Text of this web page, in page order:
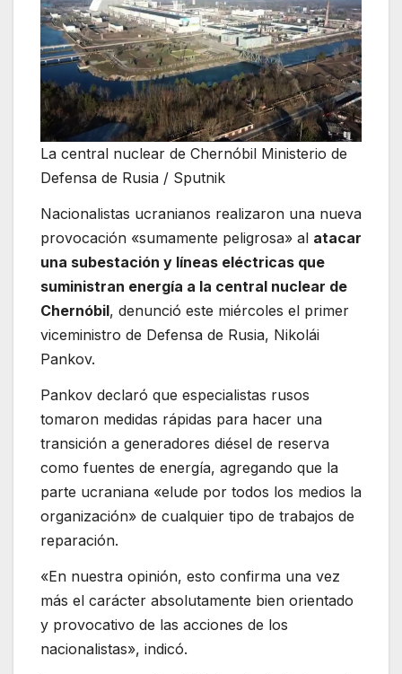
La central nuclear de Chernóbil Ministerio de
Defensa de Rusia / Sputnik
Nacionalistas ucranianos realizaron una nueva
provocación «sumamente peligrosa» al atacar
una subestación y líneas eléctricas que
suministran energía a la central nuclear de
Chernóbil, denunció este miércoles el primer
viceministro de Defensa de Rusia, Nikolái
Pankov.
Pankov declaró que especialistas rusos
tomaron medidas rápidas para hacer una
transición a generadores diésel de reserva
como fuentes de energía, agregando que la
parte ucraniana «elude por todos los medios la
organización» de cualquier tipo de trabajos de
reparación.
«En nuestra opinión, esto confirma una vez
más el carácter absolutamente bien orientado
y provocativo de las acciones de los
nacionalistas», indicó.